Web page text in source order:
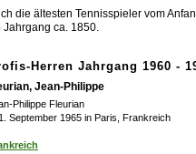
die ältesten Tennisspieler vom
Jahrgang ca. 1850.
Herren Jahrgang 1960 -
Jean-Philippe
Philippe Fleurian
September 1965 in Paris, Frankreich